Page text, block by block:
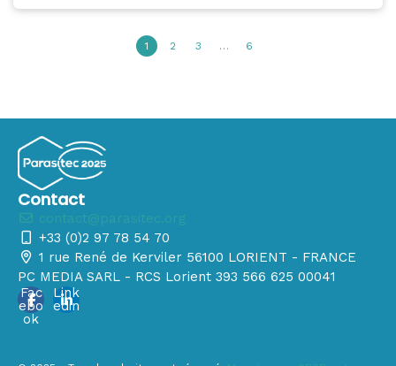
1 2 3 … 6
Contact
+33 (0)2 97 78 54 70
1 rue René de Kerviler 56100 LORIENT - FRANCE
PC MEDIA SARL - RCS Lorient 393 566 625 00041
Fac
ebo
ok
Link
edin